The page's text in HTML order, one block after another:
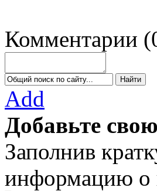
Комментарии (
Add
Добавьте
Заполнив
информацию о